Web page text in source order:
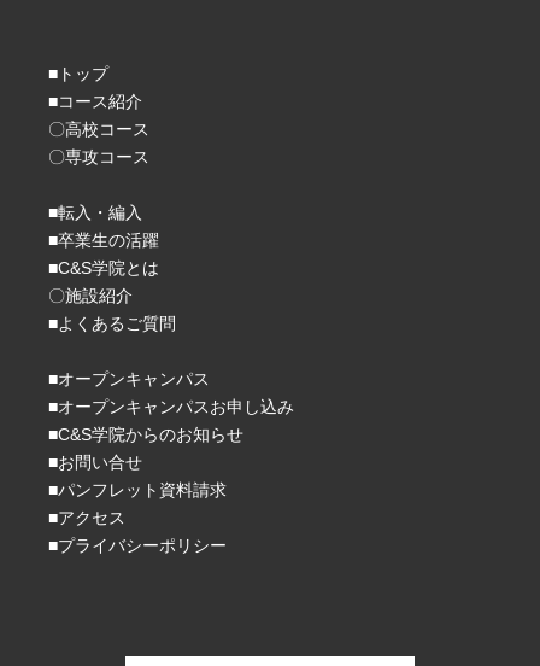
■トップ
■コース紹介
〇高校コース
〇専攻コース
■転入・編入
■卒業生の活躍
■C&S学院とは
〇施設紹介
■よくあるご質問
■オープンキャンパス
■オープンキャンパスお申し込み
■C&S学院からのお知らせ
■お問い合せ
■パンフレット資料請求
■アクセス
■プライバシーポリシー